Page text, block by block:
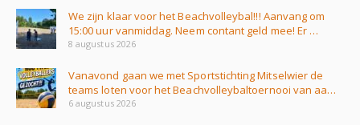
We zijn klaar voor het Beachvolleybal!!! Aanvang om
15:00 uur vanmiddag. Neem contant geld mee! Er …
8 augustus 2026
Vanavond gaan we met Sportstichting Mitselwier de
teams loten voor het Beachvolleybaltoernooi van aa…
6 augustus 2026